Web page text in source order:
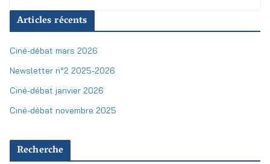
Articles récents
Ciné-débat mars 2026
Newsletter n°2 2025-2026
Ciné-débat janvier 2026
Ciné-débat novembre 2025
Recherche